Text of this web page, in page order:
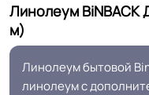
Класс
Группа истираемости
Линолеум
м)
Линолеум бытовой
линолеум с